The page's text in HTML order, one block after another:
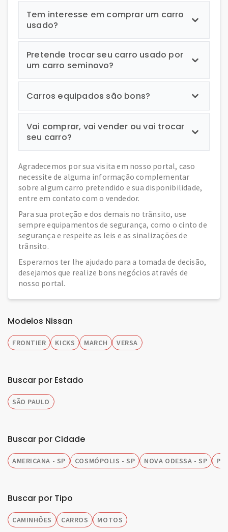
Tem interesse em comprar um carro
usado?
Pretende trocar seu carro usado por
um carro seminovo?
Carros equipados são bons?
Vai comprar, vai vender ou vai trocar
seu carro?
Agradecemos por sua visita em nosso portal, caso
necessite de alguma informação complementar
sobre algum carro pretendido e sua disponibilidade,
entre em contato com o vendedor.
Para sua proteção e dos demais no trânsito, use
sempre equipamentos de segurança, como o cinto de
segurança e respeite as leis e as sinalizações de
trânsito.
Esperamos ter lhe ajudado para a tomada de decisão,
desejamos que realize bons negócios através de
nosso portal.
Modelos Nissan
FRONTIER KICKS MARCH VERSA
Buscar por Estado
SÃO PAULO
Buscar por Cidade
AMERICANA - SP COSMÓPOLIS - SP NOVA ODESSA - SP
Buscar por Tipo
CAMINHÕES CARROS MOTOS